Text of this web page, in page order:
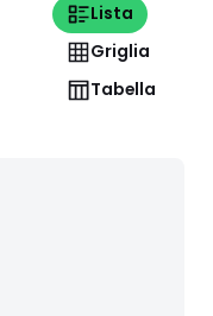
Lista
Griglia
Tabella